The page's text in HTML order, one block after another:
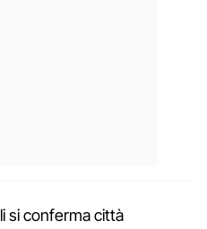
si conferma città